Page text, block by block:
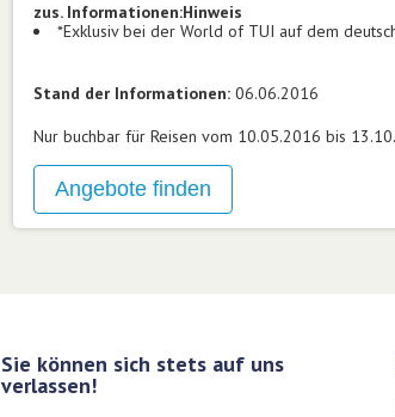
zus. Informationen:Hinweis
*Exklusiv bei der World of TUI auf dem
Stand der Informationen: 06.06.2016
Nur buchbar für Reisen vom 10.05.2016 bis
Sie können sich stets auf uns
verlassen!